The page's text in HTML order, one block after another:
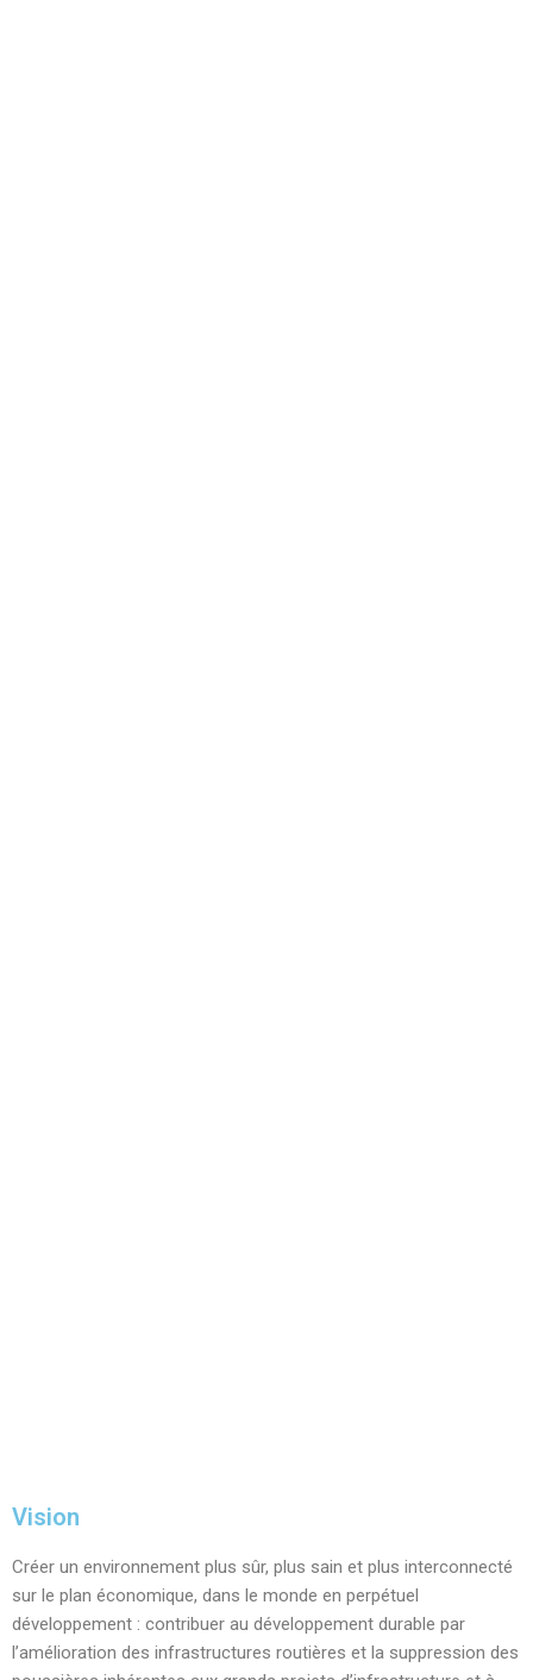
Vision
Créer un environnement plus sûr, plus sain et plus interconnecté
sur le plan économique, dans le monde en perpétuel
développement : contribuer au développement durable par
l’amélioration des infrastructures routières et la suppression des